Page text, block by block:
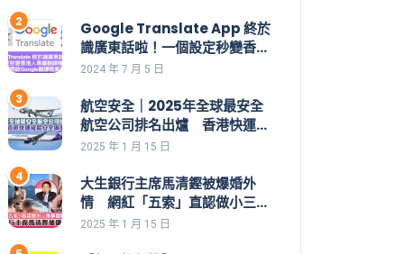
多教學｜集運直郵｜拼多多如何
買｜拼多多香港下載｜香港付款
｜購物車｜應用寶
Google Translate App 終於
識廣東話啦！一個設定秒變香港
人專屬翻譯機教你一招開啟
裝了都用不到，點解？設定好手
機就用到。
2024 年 7 月 5 日
航空安全｜2025年全球最安全
航空公司排名出爐 香港快運成
最安全廉航
2025 年 1 月 15 日
大生銀行主席馬清鏗被爆婚外
情 網紅「五索」直認做小三後
稱暫時消失
2025 年 1 月 15 日